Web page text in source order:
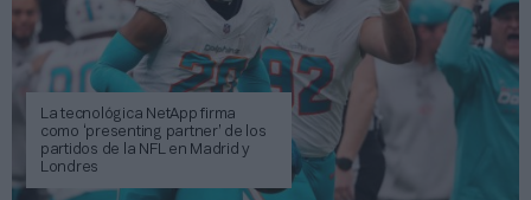
La tecnológica NetApp firma
como ‘presenting partner’ de los
partidos de la NFL en Madrid y
Londres